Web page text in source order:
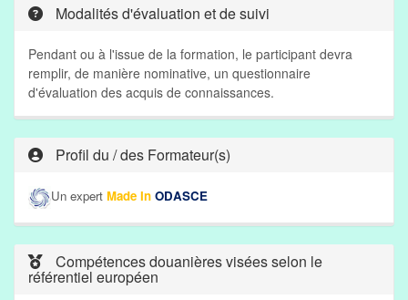
Modalités d'évaluation et de suivi
Pendant ou à l'issue de la formation, le participant devra
remplir, de manière nominative, un questionnaire
d'évaluation des acquis de connaissances.
Profil du / des Formateur(s)
Un expert Made In ODASCE
Compétences douanières visées selon le
référentiel européen